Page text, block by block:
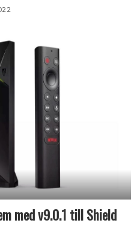
med v9.0.1 till Shield